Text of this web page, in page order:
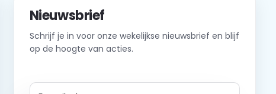
Nieuwsbrief
Schrijf je in voor onze wekelijkse nieuwsbrief en blijf
op de hoogte van acties.